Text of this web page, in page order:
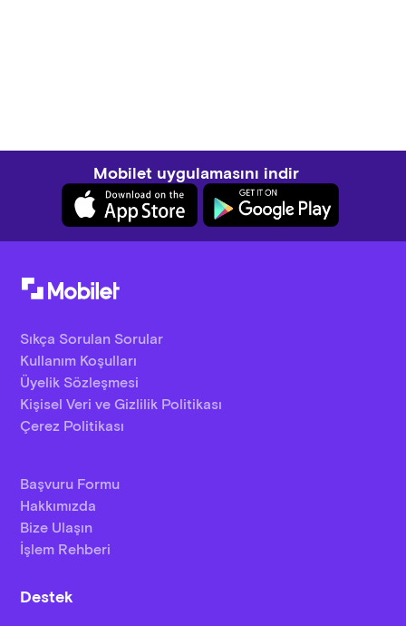
Mobilet uygulamasını indir
Sıkça Sorulan Sorular
Kullanım Koşulları
Üyelik Sözleşmesi
Kişisel Veri ve Gizlilik Politikası
Çerez Politikası
Başvuru Formu
Hakkımızda
Bize Ulaşın
İşlem Rehberi
Destek